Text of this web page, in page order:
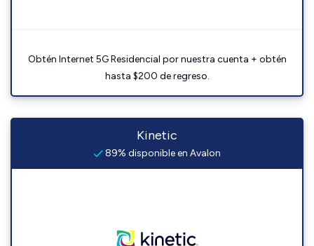
Obtén Internet 5G Residencial por nuestra cuenta + obtén
hasta $200 de regreso.
Kinetic
89% disponible en Avalon